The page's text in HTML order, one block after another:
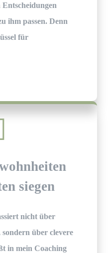
ihm passen. Denn
für
siegen
nicht über
über clevere
in mein Coaching